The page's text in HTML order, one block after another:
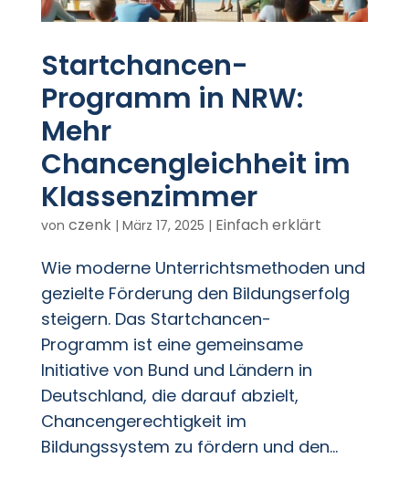
Startchancen-
Programm in NRW:
Mehr
Chancengleichheit im
Klassenzimmer
von czenk| März 17, 2025 | Einfach erklärt
Wie moderne Unterrichtsmethoden und
gezielte Förderung den Bildungserfolg
steigern. Das Startchancen-
Programm ist eine gemeinsame
Initiative von Bund und Ländern in
Deutschland, die darauf abzielt,
Chancengerechtigkeit im
Bildungssystem zu fördern und den...